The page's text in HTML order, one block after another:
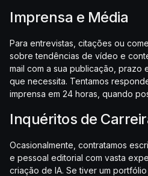
Imprensa e Média
Para entrevistas, citações ou
sobre tendências de vídeo e
mail com a sua publicação, prazo
que necessita. Tentamos
imprensa em 24 horas, quando
Inquéritos de
Ocasionalmente, contratamos
e pessoal editorial com vasta
criação de IA. Se tiver um